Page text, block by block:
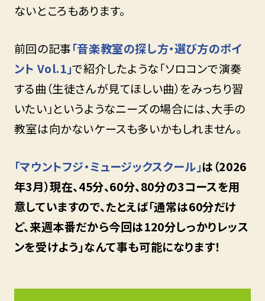
ないところもあります。
前回の記事「音楽教室の探し方・選び方のポイ
ント Vol.1」で紹介したような「ソロコンで演奏
する曲（生徒さんが見てほしい曲）をみっちり習
いたい」というようなニーズの場合には、大手の
教室は向かないケースも多いかもしれません。
「マウントフジ・ミュージックスクール」は（2026
年3月）現在、45分、60分、80分の3コースを用
意していますので、たとえば「通常は60分だけ
ど、来週本番だから今回は120分しっかりレッス
ンを受けよう」なんて事も可能になります！